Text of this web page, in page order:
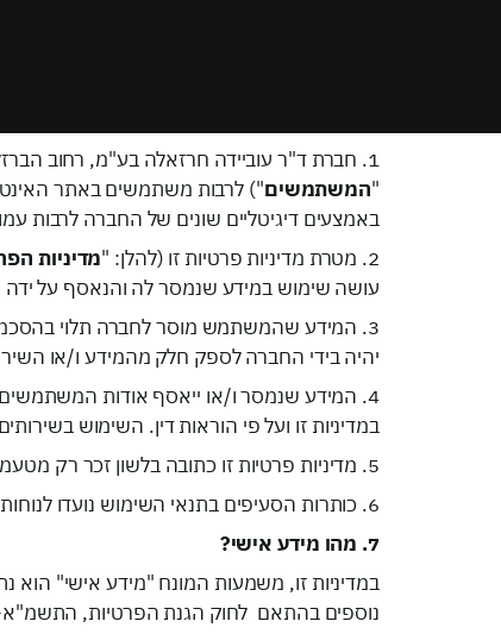
1. חברת ד"ר עוביידה חרזאלה בע"מ, רחוב הברזל 31 תל אביב, (להלן: "
"המשתמשים") לרבות משתמשים באתר
באמצעים דיגיטליים שונים של החברה לרבות
2. מטרת מדיניות פרטיות זו (להלן: "
מדיניות
עושה שימוש במידע שנמסר לה והנאסף על
3. המידע שהמשתמש מוסר לחברה תלוי
יהיה בידי החברה לספק חלק מהמידע ו/או
4. המידע שנמסר ו/או ייאסף אודות
במדיניות זו ועל פי הוראות דין. השימוש
5. מדיניות פרטיות זו כתובה בלשון זכר רק מטעמי נוחות ויש לראות בכתוב כמתייחס גם ללשון נקבה.
6. כותרות הסעיפים בתנאי השימוש נועדו לנוחות המשתמשים בלבד ולא ישמשו לפרשנות הסעיפים או לכל מטרה אחרת.
7. מהו מידע אישי?
במדיניות זו, משמעות המונח "מידע אישי" הוא
נוספים בהתאם לחוק הגנת הפרטיות, התשמ"א-1981 (להלן: